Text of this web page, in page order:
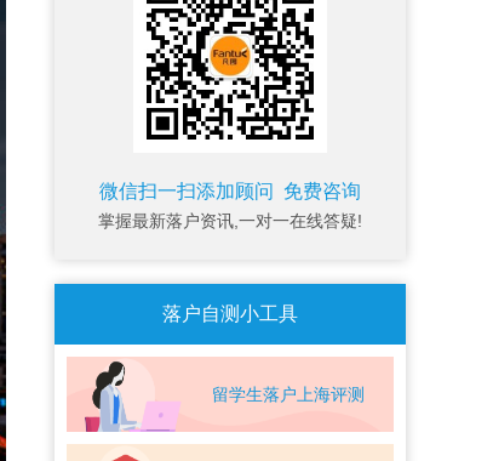
微信扫一扫添加顾问 免费咨询
掌握最新落户资讯,一对一在线答疑!
落户自测小工具
留学生落户上海评测